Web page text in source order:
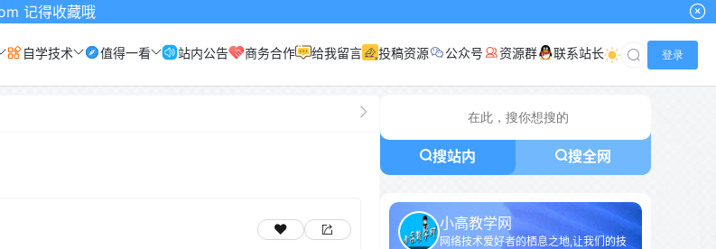
自学技术 值得一看 站内公告 商务合作 给我留言 投稿资源 公众号 资源群 联系站长 登录
搜站内 搜全网
小高教学网
网络技术爱好者的栖息之地,让我们的技